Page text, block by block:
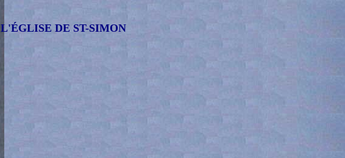
L'ÉGLISE DE ST-SIMON